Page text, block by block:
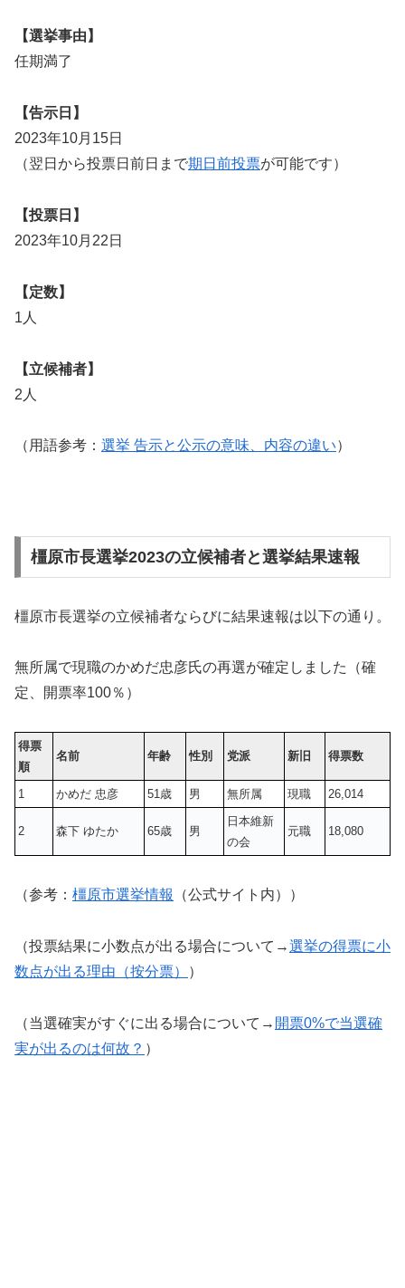
【選挙事由】
任期満了
【告示日】
2023年10月15日
（翌日から投票日前日まで期日前投票が可能です）
【投票日】
2023年10月22日
【定数】
1人
【立候補者】
2人
（用語参考： 選挙 告示と公示の意味、内容の違い）
橿原市長選挙2023の立候補者と選挙結果速報
橿原市長選挙の立候補者ならびに結果速報は以下の通り。
無所属で現職のかめだ忠彦氏の再選が確定しました（確
定、開票率100％）
得票
順
名前 年齢 性別 党派 新旧 得票数
1 かめだ 忠彦 51歳 男 無所属 現職 26,014
2 森下 ゆたか 65歳 男
日本維新
の会
元職 18,080
（参考： 橿原市選挙情報 （公式サイト内））
（投票結果に小数点が出る場合について→選挙の得票に小
数点が出る理由（按分票）
）
（当選確実がすぐに出る場合について→ 開票0%で当選確
実が出るのは何故？ ）